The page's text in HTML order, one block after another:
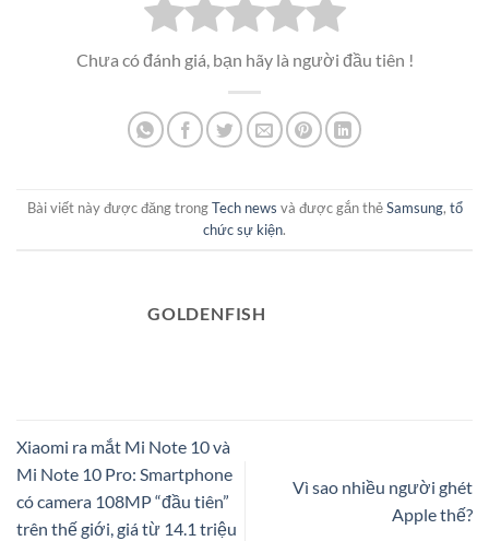
Chưa có đánh giá, bạn hãy là người đầu tiên !
Bài viết này được đăng trongTech news và được gắn thẻSamsung, tổ
chức sự kiện.
GOLDENFISH
Xiaomi ra mắt Mi Note 10 và
Mi Note 10 Pro: Smartphone
có camera 108MP “đầu tiên”
trên thế giới, giá từ 14.1 triệu
Vì sao nhiều người ghét
Apple thế?